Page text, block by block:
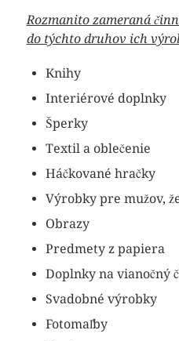
Rozmanito zameraná
do týchto druhov ich
Knihy
Interiérové doplnky
Šperky
Textil a oblečenie
Háčkované hračky
Výrobky pre mužov,
Obrazy
Predmety z papiera
Doplnky na vianočný
Svadobné výrobky
Fotomaľby